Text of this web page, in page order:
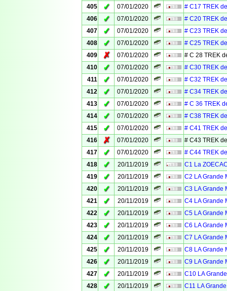
405
✓ 07/01/2020
# C17 TREK
406
✓ 07/01/2020
# C20 TREK
407
✓ 07/01/2020
# C23 TREK
408
✓ 07/01/2020
# C25 TREK
409
✗ 07/01/2020
# C 28 TREK
410
✓ 07/01/2020
# C30 TREK
411
✓ 07/01/2020
# C32 TREK
412
✓ 07/01/2020
# C34 TREK
413
✓ 07/01/2020
# C 36 TREK
414
✓ 07/01/2020
# C38 TREK
415
✓ 07/01/2020
# C41 TREK
416
✗ 07/01/2020
# C43 TREK
417
✓ 07/01/2020
# C44 TREK
418
✓ 20/11/2019
C1 La
419
✓ 20/11/2019
C2 LA Grande
420
✓ 20/11/2019
C3 LA Grande
421
✓ 20/11/2019
C4 LA Grande
422
✓ 20/11/2019
C5 LA Grande
423
✓ 20/11/2019
C6 LA Grande
424
✓ 20/11/2019
C7 LA Grande
425
✓ 20/11/2019
C8 LA Grande
426
✓ 20/11/2019
C9 LA Grande
427
✓ 20/11/2019
C10 LA
428
✓ 20/11/2019 C11 LA